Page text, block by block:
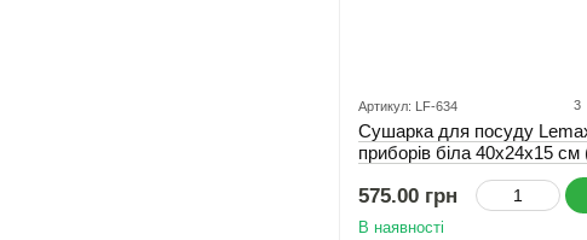
Артикул: LF-634 3
Сушарка для посуду
приборів біла 40x24x15 см
575.00 грн
В наявності